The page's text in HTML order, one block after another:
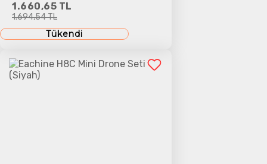
1.660,65 TL
1.694,54 TL
Tükendi